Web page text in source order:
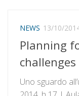
NEWS 13/10/
Planning
Uno sguardo